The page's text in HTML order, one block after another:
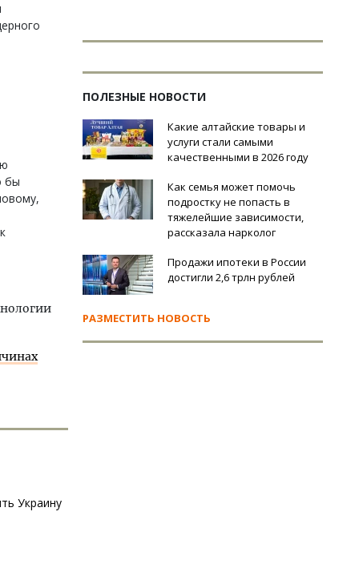
бы
Украину
ПОЛЕЗНЫЕ НОВОСТИ
Какие алтайские товары и
услуги стали самыми
качественными в 2026 году
Как семья может помочь
подростку не попасть в
тяжелейшие зависимости,
рассказала нарколог
Продажи ипотеки в России
достигли 2,6 трлн рублей
РАЗМЕСТИТЬ НОВОСТЬ